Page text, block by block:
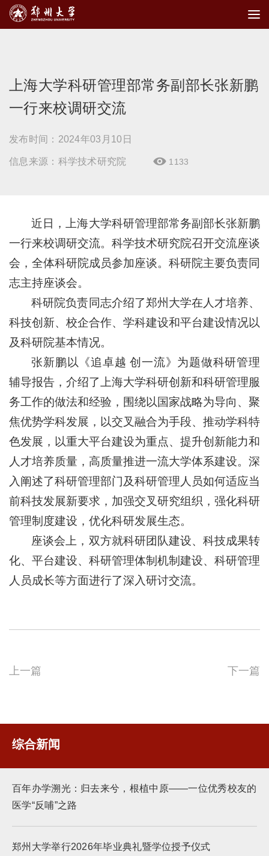
上海大学科研管理部常务副部长张新鹏
一行来校调研交流
发布时间：2024年03月10日
信息来源：科学技术研究院  1133
近日，上海大学科研管理部常务副部长张新鹏
一行来校调研交流。科学技术研究院召开交流座谈
会，全体科研院成员参加座谈。科研院主要负责同
志主持座谈会。
科研院负责同志介绍了郑州大学在人才培养、
科技创新、校企合作、学科建设和平台建设情况以
及科研院基本情况。
张新鹏以《追卓越 创一流》为题做科研管理
辅导报告，介绍了上海大学科研创新和科研管理服
务工作的做法和经验，围绕以国家战略为导向、聚
焦优势学科发展，以交叉融合为手段、推动学科特
色发展，以重大平台建设为重点、提升创新能力和
人才培养质量，高质量推进一流大学体系建设。深
入阐述了科研管理部门及科研管理人员如何适应当
前科技发展新要求，加强交叉研究组织，强化科研
管理制度建设，优化科研发展生态。
座谈会上，双方就科研团队建设、科技成果转
化、平台建设、科研管理体制机制建设、科研管理
人员成长等方面进行了深入研讨交流。
上一篇 下一篇
综合新闻
百年办学溯光：归去来兮，根植中原——一位优秀校友的
医学“反哺”之路
郑州大学举行2026年毕业典礼暨学位授予仪式